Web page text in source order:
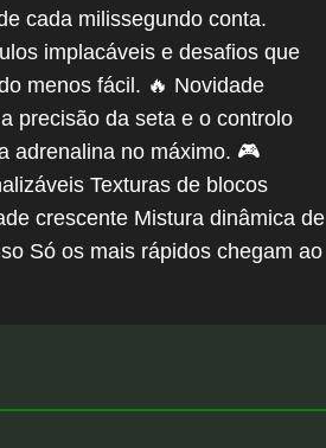
cada milissegundo conta.
implacáveis e desafios que
menos fácil. 🔥 Novidade
precisão da seta e o controlo
adrenalina no máximo. 🎮
Texturas de blocos
crescente Mistura dinâmica de
Só os mais rápidos chegam ao